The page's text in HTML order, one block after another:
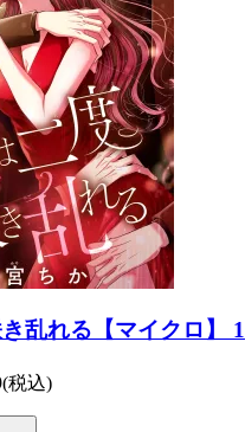
乱れる【マイクロ】 1
(税込)